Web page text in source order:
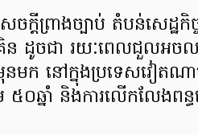
េចក្ដី​ព្រាងច្បាប់ តំបន់​សេដ្
ដូចជា រយៈពេល​ជួល​អចល
មក នៅ​ក្នុង​ប្រទេស​វៀតណ
៥០ឆ្នាំ និង​ការ​លើក​លែង​ព